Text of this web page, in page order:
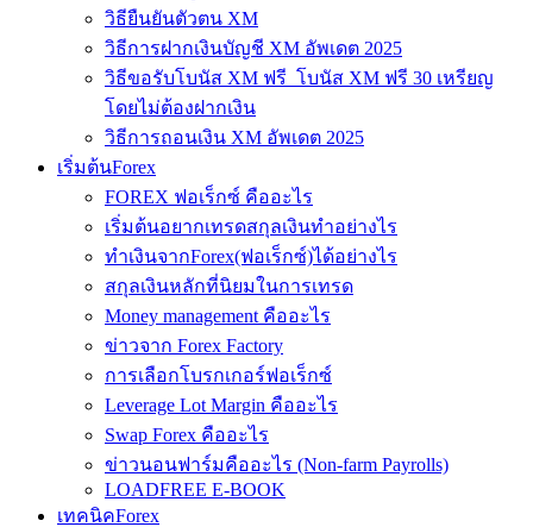
วิธียืนยันตัวตน XM
วิธีการฝากเงินบัญชี XM อัพเดต 2025
วิธีขอรับโบนัส XM ฟรี โบนัส XM ฟรี 30 เหรียญ
โดยไม่ต้องฝากเงิน
วิธีการถอนเงิน XM อัพเดต 2025
เริ่มต้นForex
FOREX ฟอเร็กซ์ คืออะไร
เริ่มต้นอยากเทรดสกุลเงินทำอย่างไร
ทำเงินจากForex(ฟอเร็กซ์)ได้อย่างไร
สกุลเงินหลักที่นิยมในการเทรด
Money management คืออะไร
ข่าวจาก Forex Factory
การเลือกโบรกเกอร์ฟอเร็กซ์
Leverage Lot Margin คืออะไร
Swap Forex คืออะไร
ข่าวนอนฟาร์มคืออะไร (Non-farm Payrolls)
LOADFREE E-BOOK
เทคนิคForex